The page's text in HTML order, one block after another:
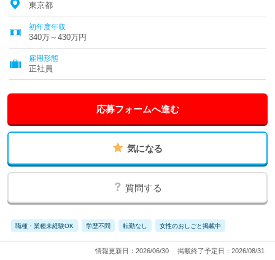
東京都
初年度年収
340万～430万円
雇用形態
正社員
応募フォームへ進む
気になる
質問する
職種・業種未経験OK 学歴不問 転勤なし 女性のおしごと掲載中
情報更新日：2026/06/30 掲載終了予定日：2026/08/31